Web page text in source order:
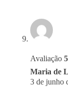
Avaliação 5
Maria de
3 de junho